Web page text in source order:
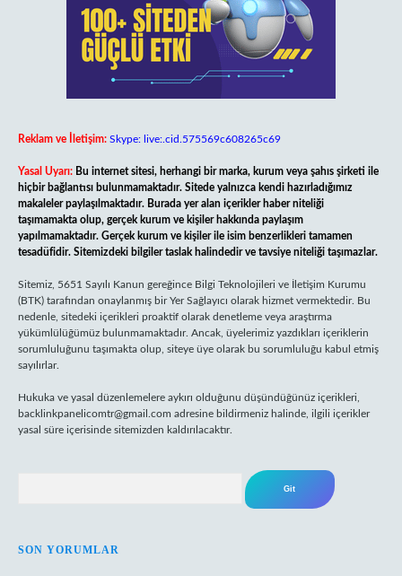
Reklam ve İletişim: Skype: live:.cid.575569c608265c69
Yasal Uyarı: Bu internet sitesi, herhangi bir marka, kurum veya şahıs şirketi ile
hiçbir bağlantısı bulunmamaktadır. Sitede yalnızca kendi hazırladığımız
makaleler paylaşılmaktadır. Burada yer alan içerikler haber niteliği
taşımamakta olup, gerçek kurum ve kişiler hakkında paylaşım
yapılmamaktadır. Gerçek kurum ve kişiler ile isim benzerlikleri tamamen
tesadüfidir. Sitemizdeki bilgiler taslak halindedir ve tavsiye niteliği taşımazlar.
Sitemiz, 5651 Sayılı Kanun gereğince Bilgi Teknolojileri ve İletişim Kurumu
(BTK) tarafından onaylanmış bir Yer Sağlayıcı olarak hizmet vermektedir. Bu
nedenle, sitedeki içerikleri proaktif olarak denetleme veya araştırma
yükümlülüğümüz bulunmamaktadır. Ancak, üyelerimiz yazdıkları içeriklerin
sorumluluğunu taşımakta olup, siteye üye olarak bu sorumluluğu kabul etmiş
sayılırlar.
Hukuka ve yasal düzenlemelere aykırı olduğunu düşündüğünüz içerikleri,
backlinkpanelicomtr@gmail.com adresine bildirmeniz halinde, ilgili içerikler
yasal süre içerisinde sitemizden kaldırılacaktır.
SON YORUMLAR